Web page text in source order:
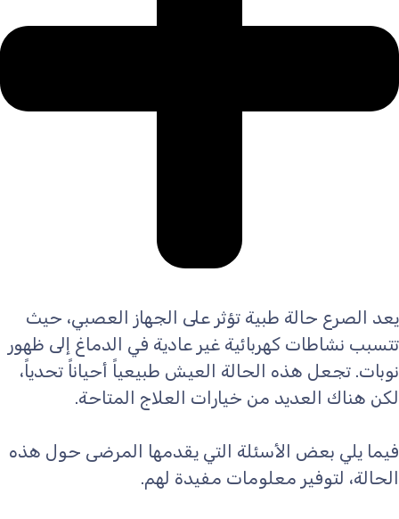
يعد الصرع حالة طبية تؤثر على الجهاز العصبي، حيث
تتسبب نشاطات كهربائية غير عادية في الدماغ إلى ظهور
نوبات. تجعل هذه الحالة العيش طبيعياً أحياناً تحدياً،
لكن هناك العديد من خيارات العلاج المتاحة.
فيما يلي بعض الأسئلة التي يقدمها المرضى حول هذه
الحالة، لتوفير معلومات مفيدة لهم.